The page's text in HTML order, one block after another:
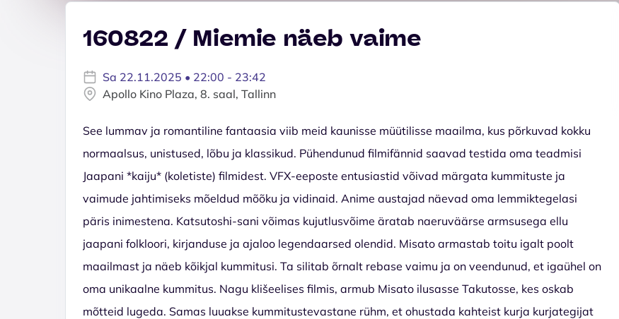
160822 / Miemie näeb vaime
Sa 22.11.2025 • 22:00 - 23:42
Apollo Kino Plaza, 8. saal, Tallinn
See lummav ja romantiline fantaasia viib meid kaunisse müütilisse maailma, kus põrkuvad kokku
normaalsus, unistused, lõbu ja klassikud. Pühendunud filmifännid saavad testida oma teadmisi
Jaapani *kaiju* (koletiste) filmidest. VFX-eeposte entusiastid võivad märgata kummituste ja
vaimude jahtimiseks mõeldud mõõku ja vidinaid. Anime austajad näevad oma lemmiktegelasi
päris inimestena. Katsutoshi-sani võimas kujutlusvõime äratab naeruväärse armsusega ellu
jaapani folkloori, kirjanduse ja ajaloo legendaarsed olendid. Misato armastab toitu igalt poolt
maailmast ja näeb kõikjal kummitusi. Ta silitab õrnalt rebase vaimu ja on veendunud, et igaühel on
oma unikaalne kummitus. Nagu klišeelises filmis, armub Misato ilusasse Takutosse, kes oskab
mõtteid lugeda. Samas luuakse kummitustevastane rühm, et ohustada kahteist kurja kurjategijat